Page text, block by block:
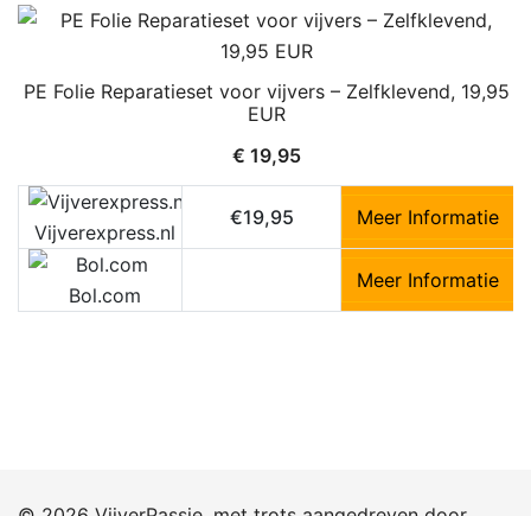
PE Folie Reparatieset voor vijvers – Zelfklevend, 19,95
EUR
€ 19,95
Vijverexpress.nl
€19,95 Meer Informatie
Bol.com
Meer Informatie